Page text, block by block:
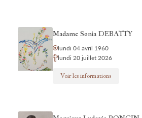
Madame Sonia DEBATTY
lundi 04 avril 1960
lundi 20 juillet 2026
Voir les informations